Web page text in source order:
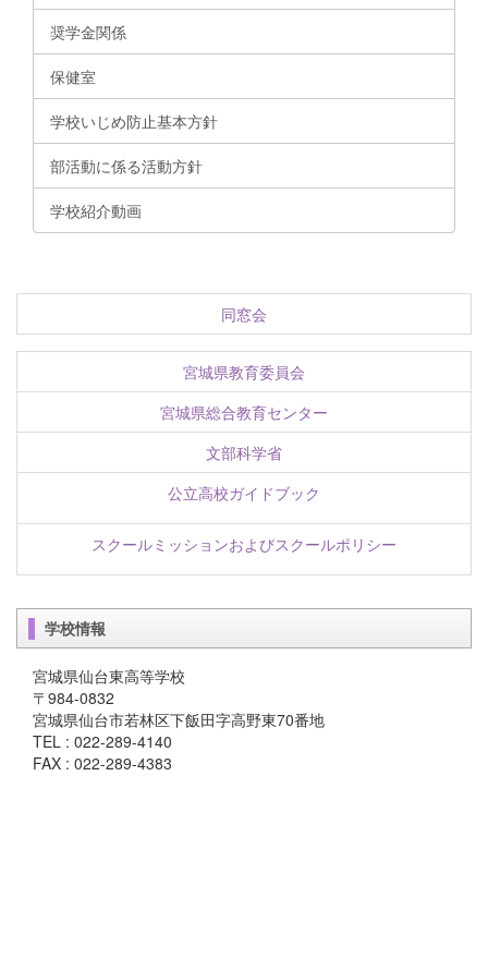
奨学金関係
保健室
学校いじめ防止基本方針
部活動に係る活動方針
学校紹介動画
同窓会
宮城県教育委員会
宮城県総合教育センター
文部科学省
公立高校ガイドブック
スクールミッションおよびスクールポリシー
学校情報
宮城県仙台東高等学校
〒984-0832
宮城県仙台市若林区下飯田字高野東70番地
TEL : 022-289-4140
FAX : 022-289-4383